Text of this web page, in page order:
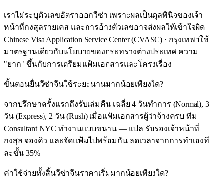
เราไม่ระบุตัวเลขอัตราออกวีซ่า เพราะผลเป็นดุลพินิจของเจ้า
หน้าที่กงสุลรายเคส และการอ้างตัวเลขอาจส่งผลให้เข้าใจผิด
Chinese Visa Application Service Center (CVASC) · กรุงเทพฯใช้
มาตรฐานเดียวกับนโยบายของกระทรวงต่างประเทศ ความ
"ยาก" ขึ้นกับการเตรียมแฟ้มเอกสารและโครงเรื่อง
ขั้นตอนยื่นวีซ่าจีนใช้ระยะนานมากน้อยเพียงใด?
จากปรึกษาครั้งแรกถึงรับเล่มคืน เฉลี่ย 4 วันทำการ (Normal), 3
วัน (Express), 2 วัน (Rush) เมื่อแฟ้มเอกสารผู้ว่าจ้างครบ ทีม
Consultant NYC ทำงานแบบขนาน — แปล รับรองเจ้าหน้าที่
กงสุล จองคิว และจัดแฟ้มไปพร้อมกัน ลดเวลาจากการทำเองที
ละขั้น 35%
ค่าใช้จ่ายทั้งสิ้นวีซ่าจีนราคาเริ่มมากน้อยเพียงใด?